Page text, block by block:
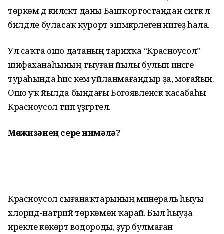
төркөм дә киләсәктә даны Башҡортостандан ситкә лә
билдәле буласаҡ курорт эшмәкәрлегенә нигеҙ һала.
Ул саҡта ошо датаның тарихҡа “Красноусол”
шифаханаһының тыуған йылы булып инәсәге
тураһында һис кем уйланмағандыр ҙа, моғайын.
Ошо уҡ йылда бындағы Богоявленск ҡасабаһы
Красноусол тип үҙгәртелә.
Мөғжизәнеңсере нимәлә?
Красноусол сығанаҡтарының минераль һыуы
хлорид-натрий төркө­мөнә ҡарай. Был һыуҙа
ирекле көкөрт водороды, ҙур булмаған